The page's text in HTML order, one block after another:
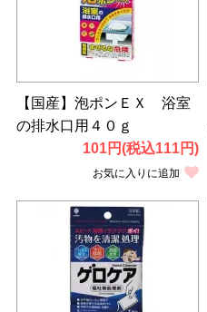
【国産】泡ポンＥＸ 浴室
の排水口用４０ｇ
101円(税込111円)
お気に入りに追加